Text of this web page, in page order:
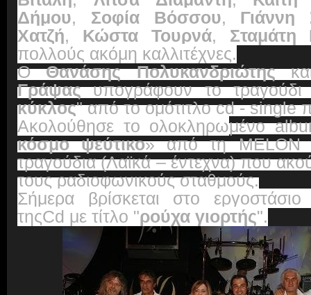
Δήμου, Σοφία Βόσσου, Γιάννη
Χατζή, Κώστα Τουρνά, Σταμάτη
πολλούς ακόμη καλλιτέχνες.
ΟΘανάσης Πολυκανδριώτης
Γράψαςυπογράφουν το
κύκλος" από το ομότιτλο cd - single
Ακολούθησε το ολοκληρωμένο
κόσμο ψεύτικο» από τη
τραγούδια (Λαϊκά – έντεχνα) που
τους ραδιοφωνικούς σταθμούς.
Σήμερα βρίσκεται στο
τηςCd με τίτλο "ρούχα γιορτής".